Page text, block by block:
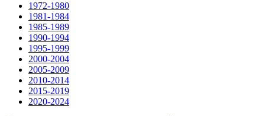
1972-1980
1981-1984
1985-1989
1990-1994
1995-1999
2000-2004
2005-2009
2010-2014
2015-2019
2020-2024